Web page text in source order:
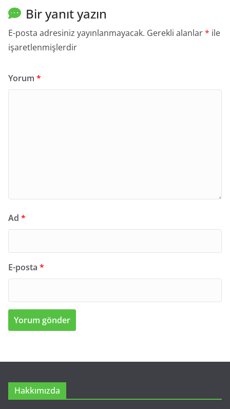
Bir yanıt yazın
E-posta adresiniz yayınlanmayacak. Gerekli alanlar* ile
işaretlenmişlerdir
Yorum *
Ad *
E-posta *
Hakkımızda